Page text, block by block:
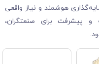
هوشمند و نیاز واقعی
پیشرفت برای صنعتگران،